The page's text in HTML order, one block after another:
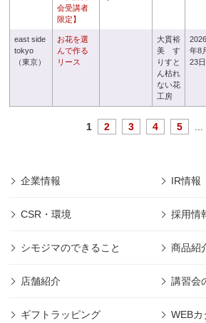
会受講者
限定】
east side
tokyo
（東京）
お花を選
んで作る
リース
大貫裕
美 す
りすと
ん枯れ
ない花
工房
2026
年8
23日
1 2 3 4 5
企業情報 IR情報
CSR・環境 採用情
シモジマのできること 商品紹
店舗紹介 講習会
ギフトラッピング WEBカ